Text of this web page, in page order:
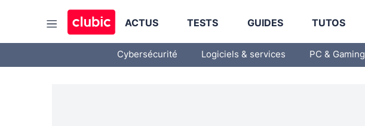
ACTUS TESTS GUIDES TUTOS
Cybersécurité Logiciels & services PC & Gaming